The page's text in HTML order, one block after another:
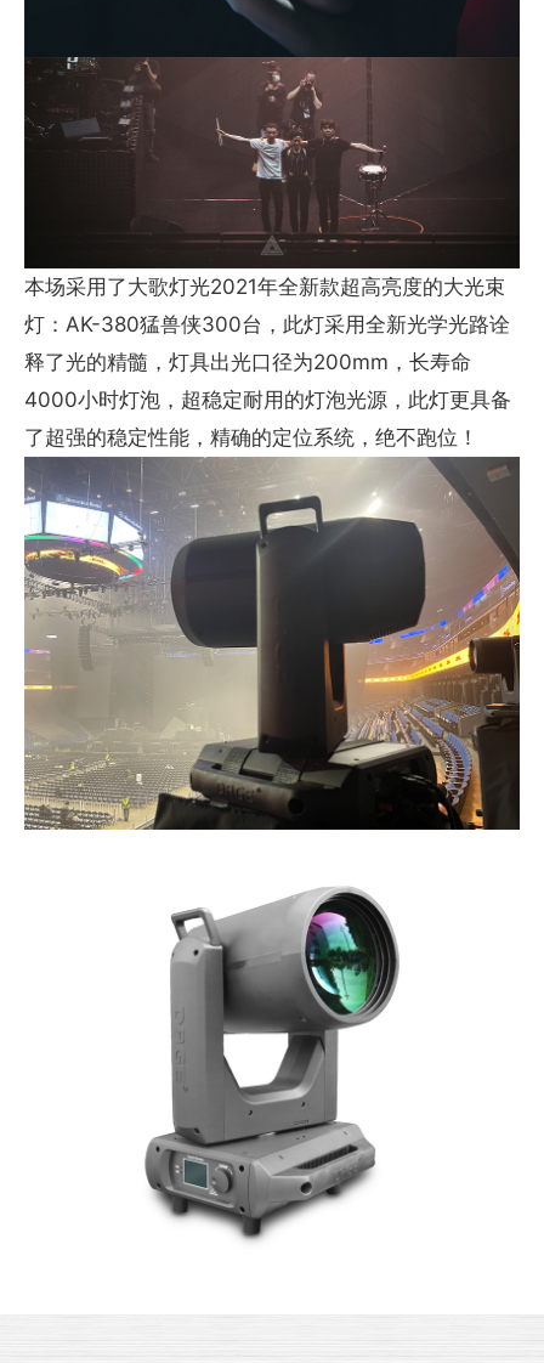
本场采用了大歌灯光2021年全新款超高亮度的大光束
灯：AK-380猛兽侠300台，此灯采用全新光学光路诠
释了光的精髓，灯具出光口径为200mm，长寿命
4000小时灯泡，超稳定耐用的灯泡光源，此灯更具备
了超强的稳定性能，精确的定位系统，绝不跑位！